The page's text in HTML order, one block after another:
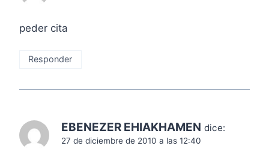
peder cita
Responder
EBENEZER EHIAKHAMEN dice:
27 de diciembre de 2010 a las 12:40